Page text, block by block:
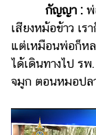
กัญญา : พ่
เสียงหม้อข้าว เร
แต่เหมือนพ่อก็ห
ได้เดินทางไป ร
จมูก ตอนหมอปล